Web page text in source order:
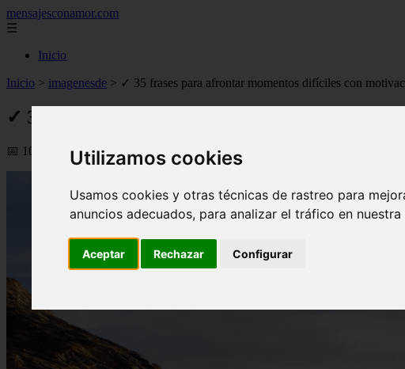
Utilizamos cookies
Usamos cookies y otras técnicas de rastreo para
anuncios adecuados, para analizar el tráfico en
Aceptar Rechazar Configurar
mensajesconamor.com
☰
Inicio
Inicio > imagenesde > ✓ 35 frases para afrontar momentos difíciles con
✓ 35 frases para afrontar momentos difíciles con
📅 10/09/2025